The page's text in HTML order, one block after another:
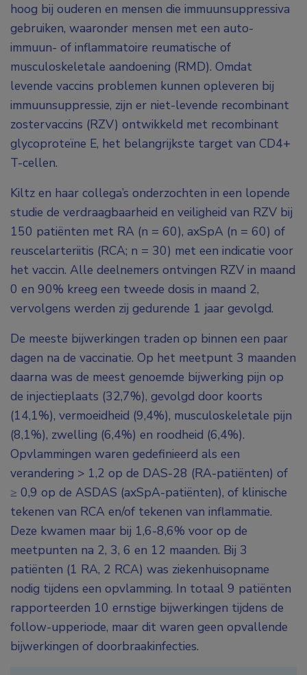
hoog bij ouderen en mensen die immuunsuppressiva
gebruiken, waaronder mensen met een auto-
immuun- of inflammatoire reumatische of
musculoskeletale aandoening (RMD). Omdat
levende vaccins problemen kunnen opleveren bij
immuunsuppressie, zijn er niet-levende recombinant
zostervaccins (RZV) ontwikkeld met recombinant
glycoproteïne E, het belangrijkste target van CD4+
T-cellen.
Kiltz en haar collega’s onderzochten in een lopende
studie de verdraagbaarheid en veiligheid van RZV bij
150 patiënten met RA (n = 60), axSpA (n = 60) of
reuscelarteriitis (RCA; n = 30) met een indicatie voor
het vaccin. Alle deelnemers ontvingen RZV in maand
0 en 90% kreeg een tweede dosis in maand 2,
vervolgens werden zij gedurende 1 jaar gevolgd.
De meeste bijwerkingen traden op binnen een paar
dagen na de vaccinatie. Op het meetpunt 3 maanden
daarna was de meest genoemde bijwerking pijn op
de injectieplaats (32,7%), gevolgd door koorts
(14,1%), vermoeidheid (9,4%), musculoskeletale pijn
(8,1%), zwelling (6,4%) en roodheid (6,4%).
Opvlammingen waren gedefinieerd als een
verandering > 1,2 op de DAS-28 (RA-patiënten) of
≥ 0,9 op de ASDAS (axSpA-patiënten), of klinische
tekenen van RCA en/of tekenen van inflammatie.
Deze kwamen maar bij 1,6-8,6% voor op de
meetpunten na 2, 3, 6 en 12 maanden. Bij 3
patiënten (1 RA, 2 RCA) was ziekenhuisopname
nodig tijdens een opvlamming. In totaal 9 patiënten
rapporteerden 10 ernstige bijwerkingen tijdens de
follow-upperiode, maar dit waren geen opvallende
bijwerkingen of doorbraakinfecties.